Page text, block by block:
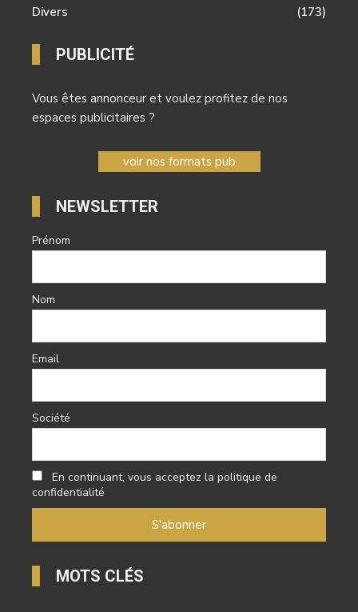
Divers
(173)
PUBLICITÉ
Vous êtes annonceur et voulez profitez de nos
espaces publicitaires ?
voir nos formats pub
NEWSLETTER
Prénom
Nom
Email
Société
En continuant, vous acceptez la politique de
confidentialité
MOTS CLÉS